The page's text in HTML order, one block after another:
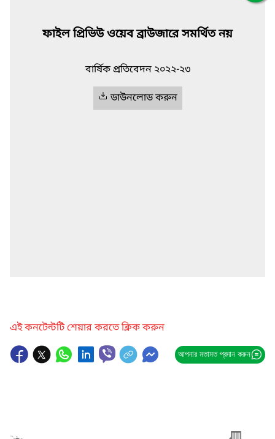
ফাইল প্রিভিউ ওয়েব ব্রাউজারে সমর্থিত নয়
বার্ষিক প্রতিবেদন ২০২২-২৩
ডাউনলোড করুন
এই কনটেন্টটি শেয়ার করতে ক্লিক করুন
আপনার মতামত প্রদান করুন